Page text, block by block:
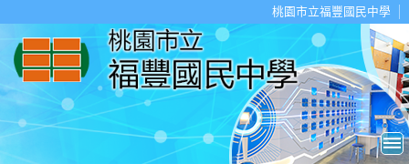
桃園市立福豐國民中學